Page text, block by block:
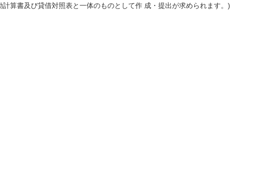
計算書及び貸借対照表と一体のものとして作 成・提出が求められます。)